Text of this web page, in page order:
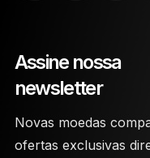
Assine nossa
newsletter
Novas moedas
ofertas exclusivas